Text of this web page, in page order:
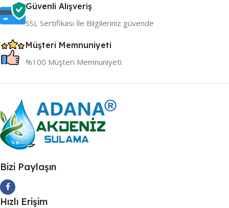
Güvenli Alışveriş
SSL Sertifikası İle Bilgileriniz güvende
Müşteri Memnuniyeti
%100 Müşteri Memnuniyeti
Bizi Paylaşın
Hızlı Erişim